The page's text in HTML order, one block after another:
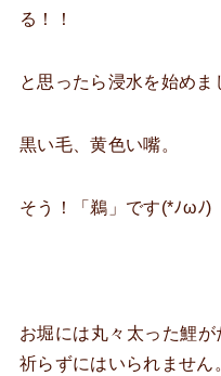
る！！
と思ったら浸水を始めま
黒い毛、黄色い嘴。
そう！「鵜」です(*ﾉωﾉ)
お堀には丸々太った鯉
祈らずにはいられません